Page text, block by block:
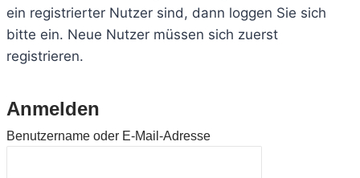
ein registrierter Nutzer sind, dann loggen Sie sich
bitte ein. Neue Nutzer müssen sich zuerst
registrieren.
Anmelden
Benutzername oder E-Mail-Adresse